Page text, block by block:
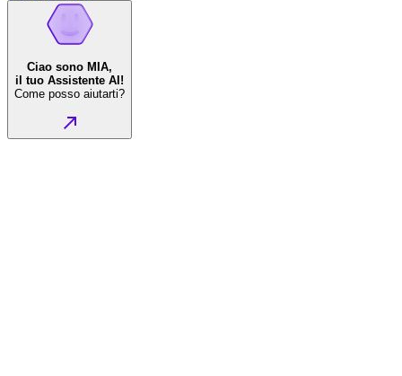
Ciao sono MIA,
il tuo Assistente AI!
Come posso aiutarti?